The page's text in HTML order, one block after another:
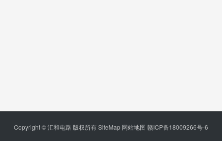
Copyright © 汇和电路 版权所有SiteMap 网站地图 赣ICP备18009266号-6